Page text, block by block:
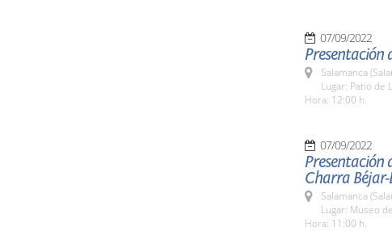
07/09/2022
Presentación
Salamanca
Lugar: Patio de
Hora: 12:00 h.
07/09/2022
Presentación
Charra
Salamanca
Lugar: Museo
Hora: 11:00 h.